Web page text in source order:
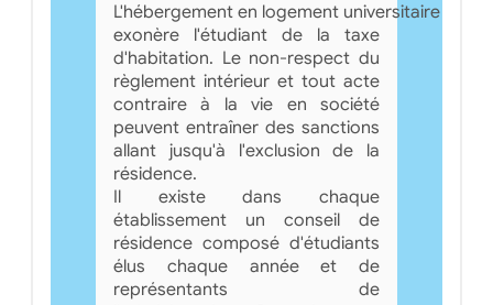
L'hébergement en logement universitaire
exonère l'étudiant de la taxe
d'habitation. Le non-respect du
règlement intérieur et tout acte
contraire à la vie en société
peuvent entraîner des sanctions
allant jusqu'à l'exclusion de la
résidence.
Il existe dans chaque
établissement un conseil de
résidence composé d'étudiants
élus chaque année et de
représentants de